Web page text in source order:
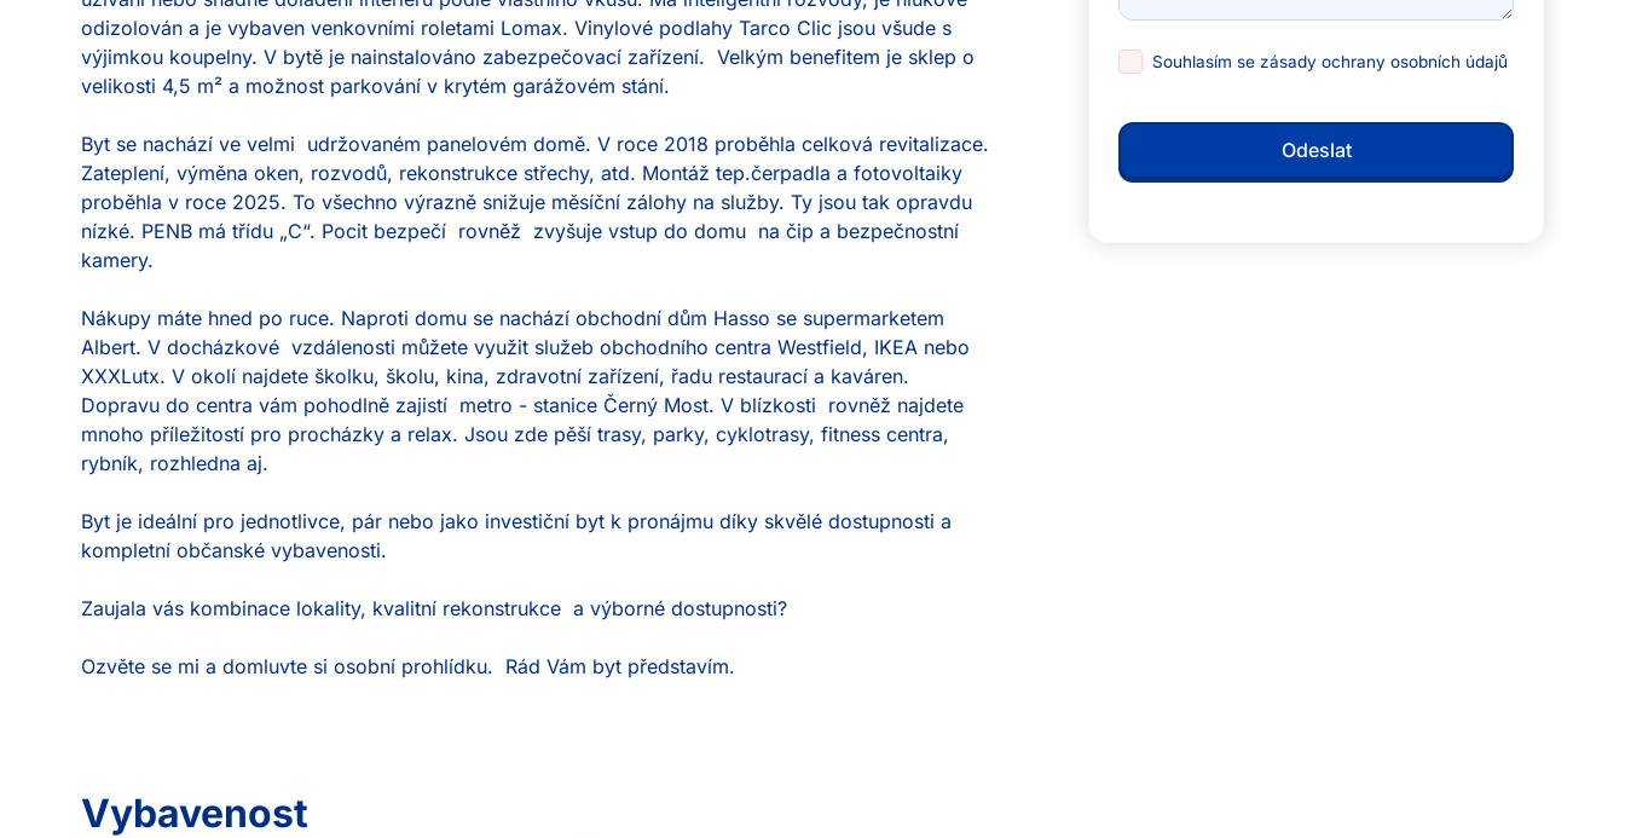
odizolován a je vybaven venkovními roletami Lomax. Vinylové podlahy Tarco Clic jsou všude s
výjimkou koupelny. V bytě je nainstalováno zabezpečovací zařízení.  Velkým benefitem je sklep o
velikosti 4,5 m² a možnost parkování v krytém garážovém stání.
Byt se nachází ve velmi  udržovaném panelovém domě. V roce 2018 proběhla celková revitalizace.
Zateplení, výměna oken, rozvodů, rekonstrukce střechy, atd. Montáž tep.čerpadla a fotovoltaiky
proběhla v roce 2025. To všechno výrazně snižuje měsíční zálohy na služby. Ty jsou tak opravdu
nízké. PENB má třídu „C“. Pocit bezpečí  rovněž  zvyšuje vstup do domu  na čip a bezpečnostní
kamery.
Nákupy máte hned po ruce. Naproti domu se nachází obchodní dům Hasso se supermarketem
Albert. V docházkové  vzdálenosti můžete využit služeb obchodního centra Westfield, IKEA nebo
XXXLutx. V okolí najdete školku, školu, kina, zdravotní zařízení, řadu restaurací a kaváren.
Dopravu do centra vám pohodlně zajistí  metro - stanice Černý Most. V blízkosti  rovněž najdete
mnoho příležitostí pro procházky a relax. Jsou zde pěší trasy, parky, cyklotrasy, fitness centra,
rybník, rozhledna aj.
Byt je ideální pro jednotlivce, pár nebo jako investiční byt k pronájmu díky skvělé dostupnosti a
kompletní občanské vybavenosti.
Zaujala vás kombinace lokality, kvalitní rekonstrukce  a výborné dostupnosti?
Ozvěte se mi a domluvte si osobní prohlídku.  Rád Vám byt představím.
Vybavenost
Souhlasím se zásady ochrany osobních údajů